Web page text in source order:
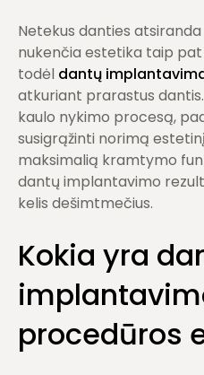
Netekus danties
nukenčia estetika taip
todėl dantų
atkuriant prarastus
kaulo nykimo procesą,
susigrąžinti norimą
maksimalią kramtymo
dantų implantavimo
kelis dešimtmečius.
Kokia yra
procedūros